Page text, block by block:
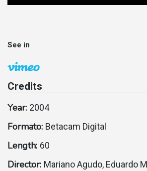
See in
Credits
Year: 2004
Formato: Betacam Digital
Length: 60
Director: Mariano Agudo, Eduardo